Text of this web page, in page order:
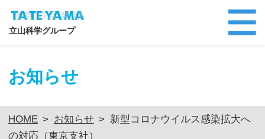
立山科学グループ
お知らせ
HOME > お知らせ > 新型コロナウイルス感染拡大へ
の対応（東京支社）